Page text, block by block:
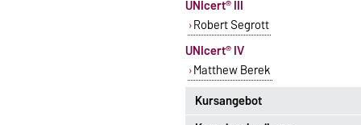
Kursangebot
UNIcert® III
Robert Segrott
UNIcert® IV
Matthew Berek